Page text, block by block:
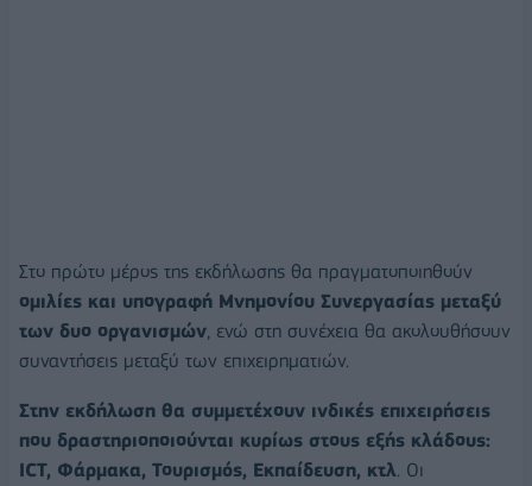
Στο πρώτο μέρος της εκδήλωσης θα πραγματοποιηθούν
ομιλίες και υπογραφή Μνημονίου Συνεργασίας μεταξύ
των δυο οργανισμών , ενώ στη συνέχεια θα ακολουθήσουν
συναντήσεις μεταξύ των επιχειρηματιών.
Στην εκδήλωση θα συμμετέχουν ινδικές επιχειρήσεις
που δραστηριοποιούνται κυρίως στους εξής κλάδους:
ICT, Φάρμακα, Τουρισμός, Εκπαίδευση, κτλ. Οι